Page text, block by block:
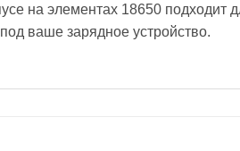
на элементах 18650 подходит
ваше зарядное устройство.